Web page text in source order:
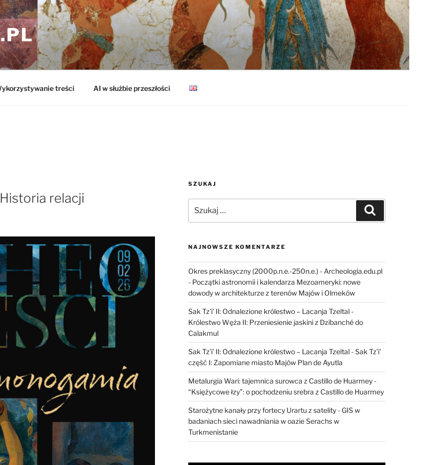
treści AI w służbie przeszłości
relacji
SZUKAJ
NAJNOWSZE KOMENTARZE
Okres preklasyczny (2000p.n.e.-250n.e.) - Archeologia.edu.pl
- Początki astronomii i kalendarza Mezoameryki: nowe
dowody w architekturze z terenów Majów i Olmeków
Sak Tz’i’ II: Odnalezione królestwo – Lacanja Tzeltal-
Królestwo Węża II: Przeniesienie jaskini z Dzibanché do
Calakmul
Sak Tz’i’ II: Odnalezione królestwo – Lacanja Tzeltal-Sak Tz’i’
część I: Zapomiane miasto Majów Plan de Ayutla
Metalurgia Wari: tajemnica surowca z Castillo de Huarmey-
“Księżycowe łzy”: o pochodzeniu srebra z Castillo de Huarmey
Starożytne kanały przy fortecy Urartu z satelity- GIS w
badaniach sieci nawadniania w oazie Serachs w
Turkmenistanie